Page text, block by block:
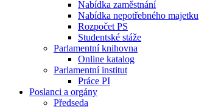
Nabídka zaměstnání
Nabídka nepotřebného majetku
Rozpočet PS
Studentské stáže
Parlamentní knihovna
Online katalog
Parlamentní institut
Práce PI
Poslanci a orgány
Předseda